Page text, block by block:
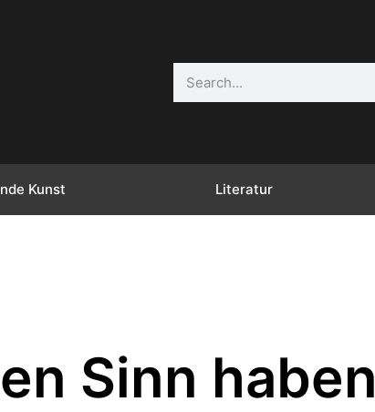
Kunst Literatur
Sinn haben